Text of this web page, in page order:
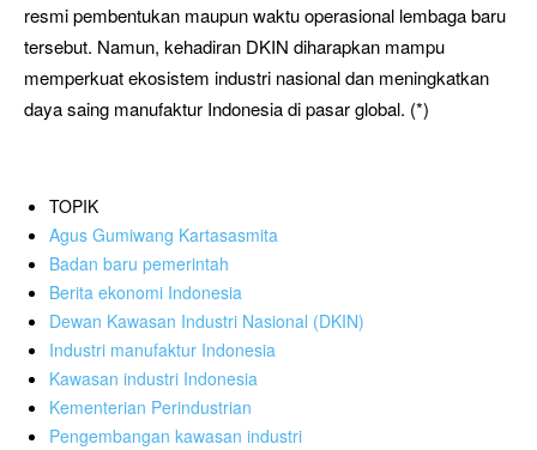
resmi pembentukan maupun waktu operasional lembaga baru
tersebut. Namun, kehadiran DKIN diharapkan mampu
memperkuat ekosistem industri nasional dan meningkatkan
daya saing manufaktur Indonesia di pasar global. (*)
TOPIK
Agus Gumiwang Kartasasmita
Badan baru pemerintah
Berita ekonomi Indonesia
Dewan Kawasan Industri Nasional (DKIN)
Industri manufaktur Indonesia
Kawasan industri Indonesia
Kementerian Perindustrian
Pengembangan kawasan industri